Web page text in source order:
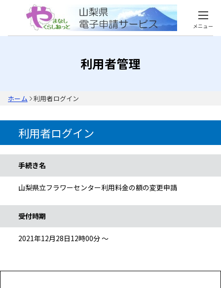
メニュー
利用者管理
ホーム 利用者ログイン
利用者ログイン
手続き名
山梨県立フラワーセンター利用料金の額の変更申請
受付時期
2021年12月28日12時00分 ～